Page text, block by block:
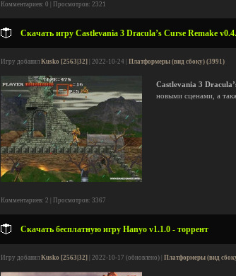
Комментариев: 0 | Просмотров: 2321
Скачать игру Castlevania 3 Dracula’s Curse Remake
Игру добавил Kusko [2563|32] | 2022-10-24 | Платформеры (вид сбоку) (3991)
Castlevania 3
новыми сценами, а
Комментариев: 2 | Просмотров: 3367
Скачать бесплатную игру Hanyo v1.1.0 - торрент
Игру добавил Kusko [2563|32] | 2022-10-17 (обновлено) | Платформеры (вид